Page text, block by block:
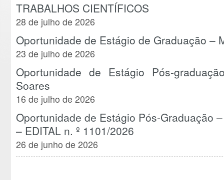
TRABALHOS CIENTÍFICOS
28 de julho de 2026
Oportunidade de Estágio de Graduação –
23 de julho de 2026
Oportunidade de Estágio Pós-
Soares
16 de julho de 2026
Oportunidade de Estágio Pós-Graduação
– EDITAL n. º 1101/2026
26 de junho de 2026